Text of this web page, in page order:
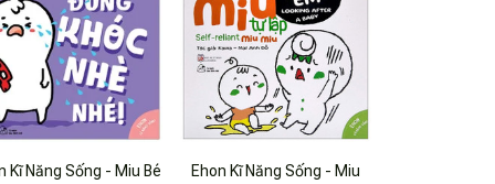
Kĩ Năng Sống - Miu Bé
Ehon Kĩ Năng Sống - Miu